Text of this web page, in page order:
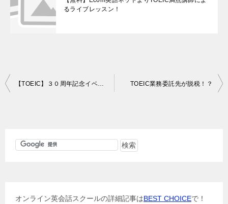
るライブレッスン！
投
TOEIC業務委託先が脱税！？
オンライン英会話スクールの詳細記事はBEST CHOICEで！